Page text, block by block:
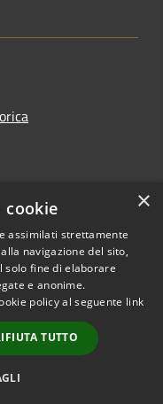
© 2026 • Comune di
Cremonese •
byMunicipium
Accesso redazione
×
cookie
assimilati strettamente
navigazione del sito,
solo fine di elaborare
e anonime.
policy al seguente link
TUTTO